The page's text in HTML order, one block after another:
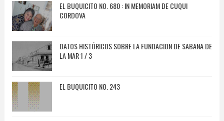
EL BUQUICITO NO. 680 : IN MEMORIAM DE CUQUI
CORDOVA
DATOS HISTÓRICOS SOBRE LA FUNDACION DE SABANA DE
LA MAR 1 / 3
EL BUQUICITO NO. 243